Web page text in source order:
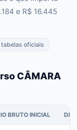
e R$ 16.445
tabelas oficiais
CÂMARA
BRUTO INICIAL